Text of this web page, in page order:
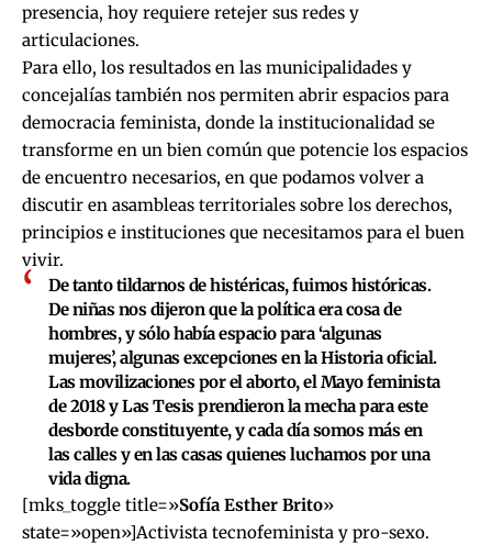
presencia, hoy requiere retejer sus redes y
articulaciones.
Para ello, los resultados en las municipalidades y
concejalías también nos permiten abrir espacios para
democracia feminista, donde la institucionalidad se
transforme en un bien común que potencie los espacios
de encuentro necesarios, en que podamos volver a
discutir en asambleas territoriales sobre los derechos,
principios e instituciones que necesitamos para el buen
vivir.
De tanto tildarnos de histéricas, fuimos históricas.
De niñas nos dijeron que la política era cosa de
hombres, y sólo había espacio para ‘algunas
mujeres’, algunas excepciones en la Historia oficial.
Las movilizaciones por el aborto, el Mayo feminista
de 2018 y Las Tesis prendieron la mecha para este
desborde constituyente, y cada día somos más en
las calles y en las casas quienes luchamos por una
vida digna.
[mks_toggle title=»Sofía Esther Brito»
state=»open»]Activista tecnofeminista y pro-sexo.